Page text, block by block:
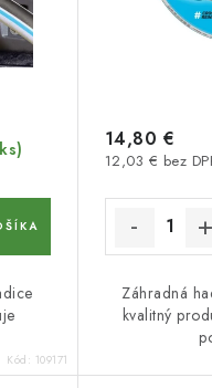
Kód: 109171
12,03 € bez
14,80 €
Záhradná
kvalitný